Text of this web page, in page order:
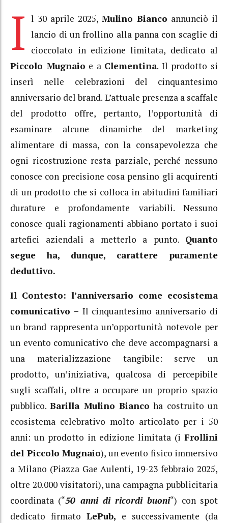
I l 30 aprile 2025,Mulino Bianco annunciò il
lancio di un frollino alla panna con scaglie di
cioccolato in edizione limitata, dedicato al
Piccolo Mugnaio e a Clementina. Il prodotto si
inserì nelle celebrazioni del cinquantesimo
anniversario del brand. L’attuale presenza a scaffale
del prodotto offre, pertanto, l’opportunità di
esaminare alcune dinamiche del marketing
alimentare di massa, con la consapevolezza che
ogni ricostruzione resta parziale, perché nessuno
conosce con precisione cosa pensino gli acquirenti
di un prodotto che si colloca in abitudini familiari
durature e profondamente variabili. Nessuno
conosce quali ragionamenti abbiano portato i suoi
artefici aziendali a metterlo a punto. Quanto
segue ha, dunque, carattere puramente
deduttivo.
Il Contesto: l’anniversario come ecosistema
comunicativo – Il cinquantesimo anniversario di
un brand rappresenta un’opportunità notevole per
un evento comunicativo che deve accompagnarsi a
una materializzazione tangibile: serve un
prodotto, un’iniziativa, qualcosa di percepibile
sugli scaffali, oltre a occupare un proprio spazio
pubblico.Barilla Mulino Bianco ha costruito un
ecosistema celebrativo molto articolato per i 50
anni: un prodotto in edizione limitata (i Frollini
del Piccolo Mugnaio), un evento fisico immersivo
a Milano (Piazza Gae Aulenti, 19-23 febbraio 2025,
oltre 20.000 visitatori), una campagna pubblicitaria
coordinata (“50 anni di ricordi buoni“) con spot
dedicato firmato LePub, e successivamente (da